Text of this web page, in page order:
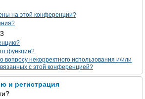
на этой конференции?
функции?
вопросу некорректного использования и/или
с этой конференцией?
и регистрация